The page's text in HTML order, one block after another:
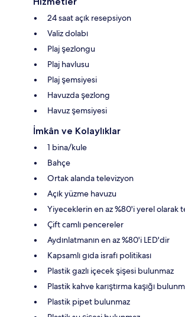
24 saat açık resepsiyon
Valiz dolabı
Plaj şezlongu
Plaj havlusu
Plaj şemsiyesi
Havuzda şezlong
Havuz şemsiyesi
İmkân ve Kolaylıklar
1 bina/kule
Bahçe
Ortak alanda televizyon
Açık yüzme havuzu
Yiyeceklerin en az %80'i yerel olarak
Çift camlı pencereler
Aydınlatmanın en az %80'i LED'dir
Kapsamlı gıda israfı politikası
Plastik gazlı içecek şişesi bulunmaz
Plastik kahve karıştırma kaşığı
Plastik pipet bulunmaz